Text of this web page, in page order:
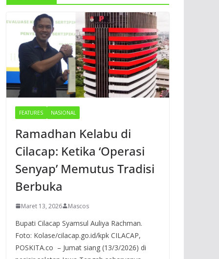
FEATURES NASIONAL
Ramadhan Kelabu di
Cilacap: Ketika ‘Operasi
Senyap’ Memutus Tradisi
Berbuka
Maret 13, 2026 Mascos
Bupati Cilacap Syamsul Auliya Rachman.
Foto: Kolase/cilacap.go.id/kpk CILACAP,
POSKITA.co – Jumat siang (13/3/2026) di